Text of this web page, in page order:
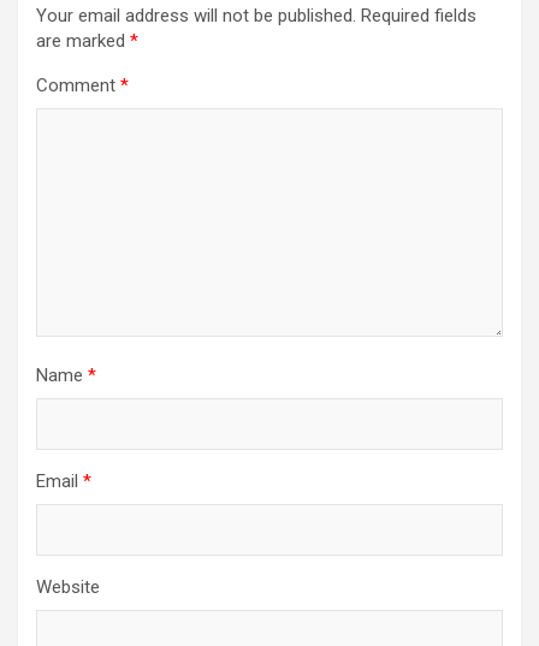
Your email address will not be published. Required fields
are marked *
Comment *
Name *
Email *
Website